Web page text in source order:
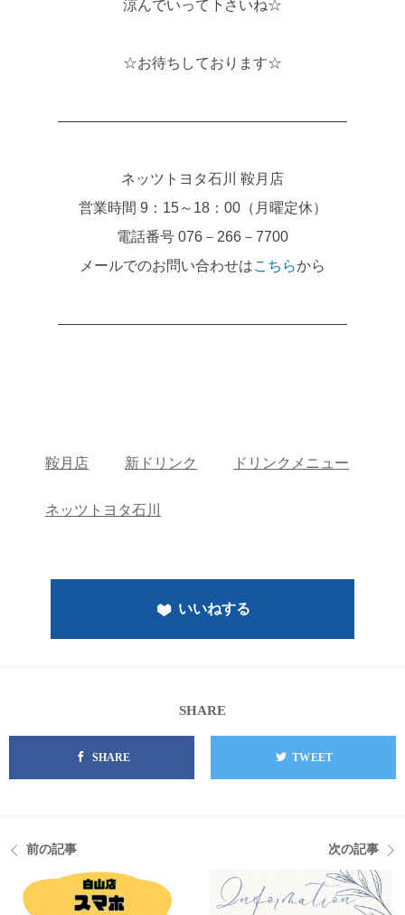
涼んでいって下さいね☆
☆お待ちしております☆
――――――――――――――――――――
ネッツトヨタ石川 鞍月店
営業時間 9：15～18：00（月曜定休）
電話番号 076－266－7700
メールでのお問い合わせはこちらから
――――――――――――――――――――
鞍月店 新ドリンク ドリンクメニュー
ネッツトヨタ石川
いいねする
SHARE
SHARE TWEET
前の記事 次の記事